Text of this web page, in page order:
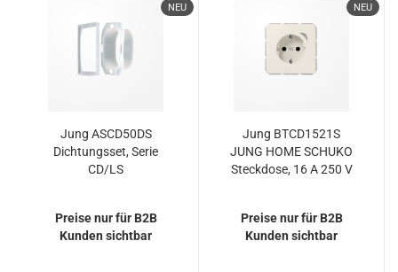
NEU
Jung ASCD50DS
Dichtungsset, Serie
CD/LS
Preise nur für B2B
Kunden sichtbar
NEU
Jung BTCD1521S
JUNG HOME SCHUKO
Steckdose, 16 A 250 V
SAFETY+, Serie CD, weiß
Preise nur für B2B
Kunden sichtbar